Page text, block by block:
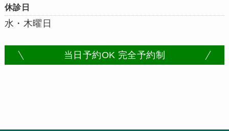
休診日
水・木曜日
当日予約OK 完全予約制